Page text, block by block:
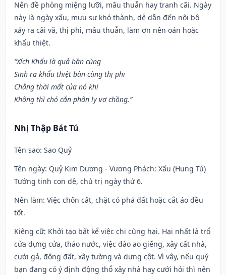
Nên đề phòng miệng lưỡi, mâu thuẫn hay tranh cãi. Ngày
này là ngày xấu, mưu sự khó thành, dễ dẫn đến nội bộ
xảy ra cãi vã, thị phi, mâu thuẫn, làm ơn nên oán hoặc
khẩu thiệt.
“Xích Khẩu là quả bần cùng
Sinh ra khẩu thiệt bàn cùng thị phi
Chẳng thời mất của nó khi
Không thì chó cắn phân ly vợ chồng.”
Nhị Thập Bát Tú
Tên sao: Sao Quỷ
Tên ngày: Quỷ Kim Dương - Vương Phách: Xấu (Hung Tú)
Tướng tinh con dê, chủ trị ngày thứ 6.
Nên làm: Việc chôn cất, chặt cỏ phá đất hoặc cắt áo đều
tốt.
Kiêng cữ: Khởi tạo bất kể việc chi cũng hại. Hại nhất là trổ
cửa dựng cửa, tháo nước, việc đào ao giếng, xây cất nhà,
cưới gả, động đất, xây tường và dựng cột. Vì vậy, nếu quý
bạn đang có ý định động thổ xây nhà hay cưới hỏi thì nên